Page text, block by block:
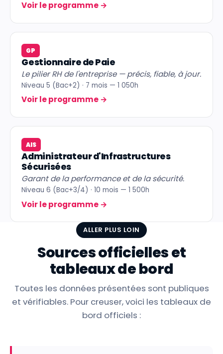
Voir le programme→
GP
Gestionnaire de Paie
Le pilier RH de l'entreprise — précis, fiable, à jour.
Niveau 5 (Bac+2) · 7 mois — 1 050h
Voir le programme→
AIS
Administrateur d'Infrastructures
Sécurisées
Garant de la performance et de la sécurité.
Niveau 6 (Bac+3/4) · 10 mois — 1 500h
Voir le programme→
ALLER PLUS LOIN
Sources officielles et
tableaux de bord
Toutes les données présentées sont publiques
et vérifiables. Pour creuser, voici les tableaux de
bord officiels :